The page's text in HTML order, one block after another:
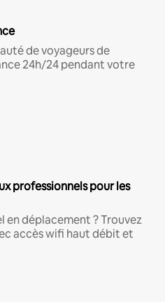
de voyageurs de
24h/24 pendant votre
professionnels pour les
en déplacement ? Trouvez
accès wifi haut débit et